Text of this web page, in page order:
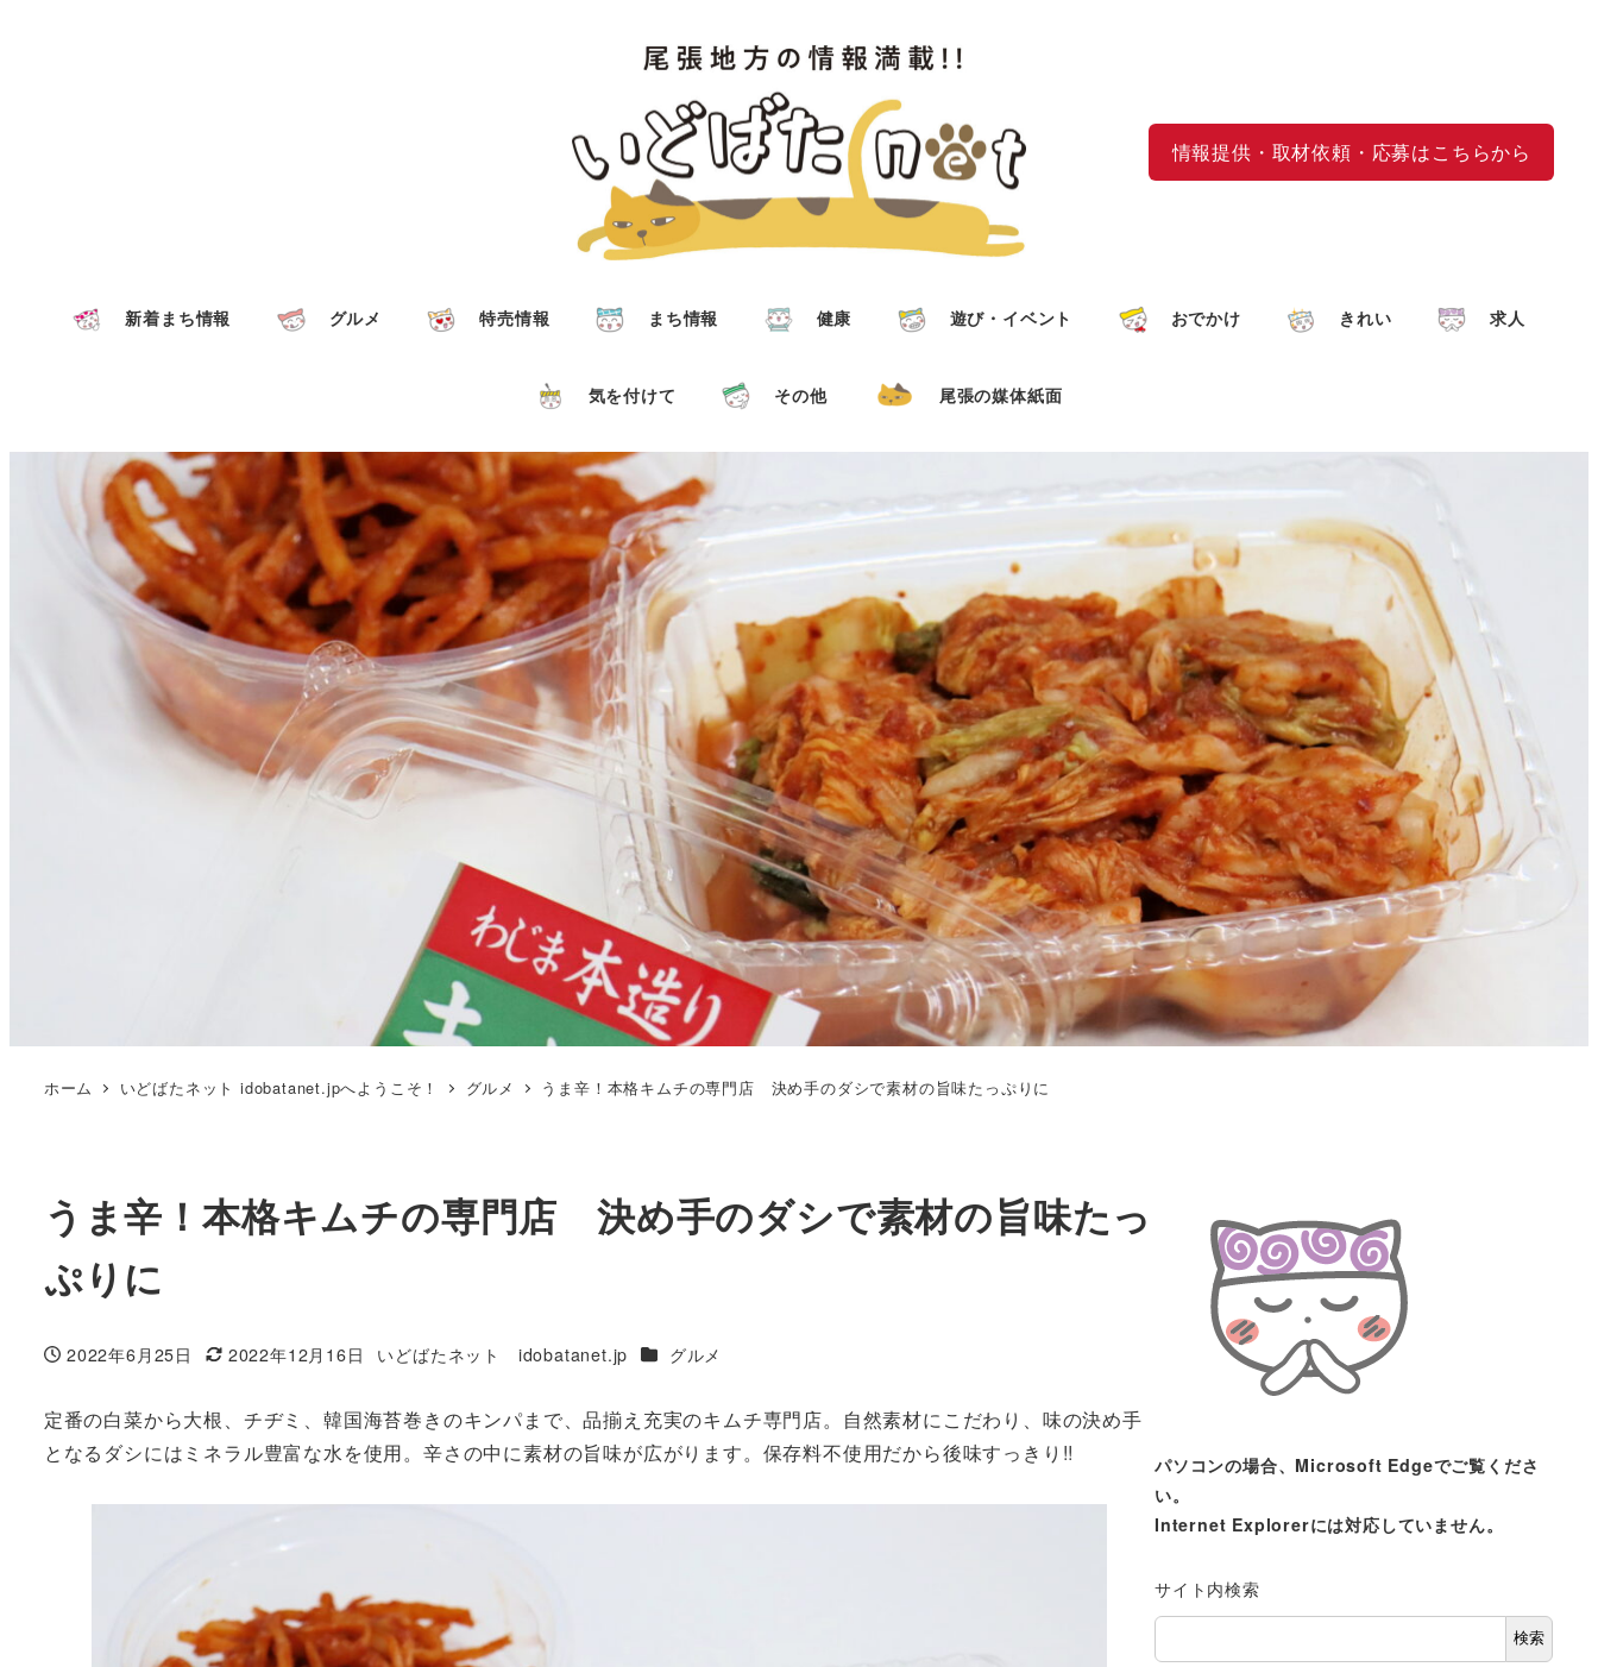
情報提供・取材依頼・応募はこちらから
新着まち情報 グルメ 特売情報 まち情報 健康 遊び・イベント おでかけ きれい 求人
気を付けて その他 尾張の媒体紙面
ホーム いどばたネット idobatanet.jpへようこそ！ グルメ うま辛！本格キムチの専門店 決め手のダシで素材の旨味たっぷりに
うま辛！本格キムチの専門店 決め手のダシで素材の旨味たっ
ぷりに
投稿日
2022年6月25日
更新日
2022年12月16日
著
いどばたネット idobatanet.jp カテゴリー
グルメ
定番の白菜から大根、チヂミ、韓国海苔巻きのキンパまで、品揃え充実のキムチ専門店。自然素材にこだわり、味の決め手
となるダシにはミネラル豊富な水を使用。辛さの中に素材の旨味が広がります。保存料不使用だから後味すっきり!!
パソコンの場合、Microsoft Edgeでご覧くださ
い。
Internet Explorerには対応していません。
サイト内検索
検索